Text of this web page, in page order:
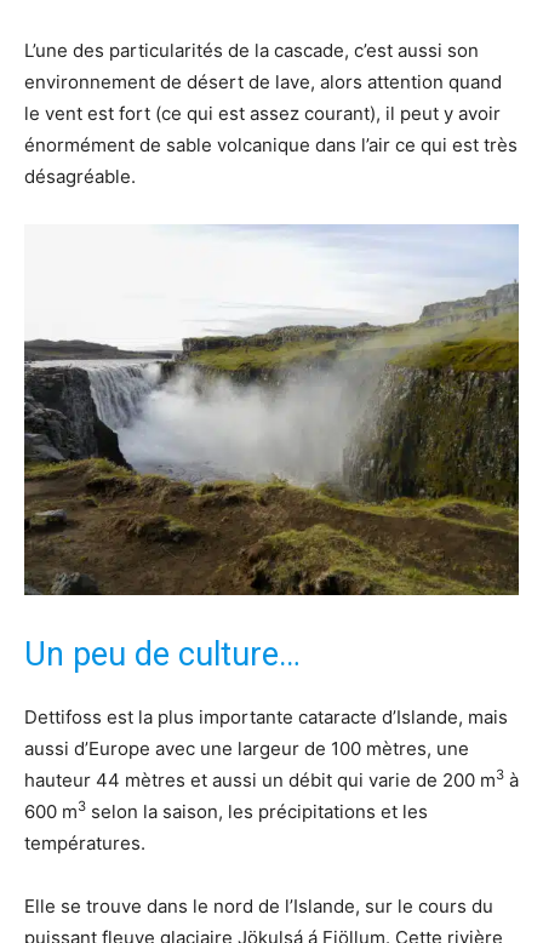
L’une des particularités de la cascade, c’est aussi son
environnement de désert de lave, alors attention quand
le vent est fort (ce qui est assez courant), il peut y avoir
énormément de sable volcanique dans l’air ce qui est très
désagréable.
Un peu de culture…
Dettifoss est la plus importante cataracte d’Islande, mais
aussi d’Europe avec une largeur de 100 mètres, une
hauteur 44 mètres et aussi un débit qui varie de 200 m3 à
600 m3 selon la saison, les précipitations et les
températures.
Elle se trouve dans le nord de l’Islande, sur le cours du
puissant fleuve glaciaire Jökulsá á Fjöllum. Cette rivière